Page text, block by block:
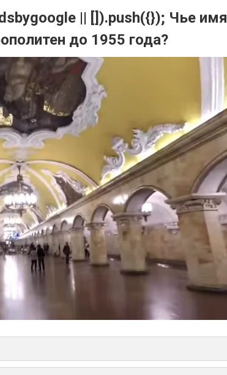
|| []).push({}); Чье имя
до 1955 года?